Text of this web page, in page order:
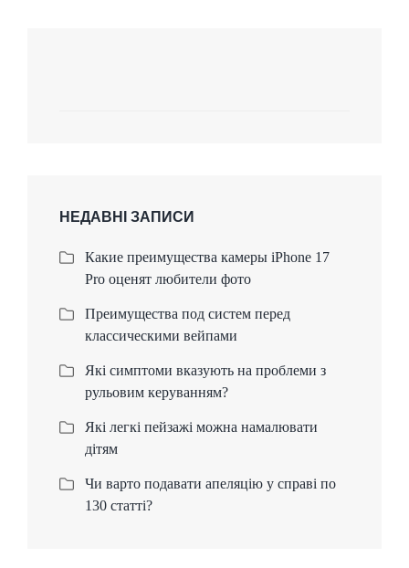
НЕДАВНІ ЗАПИСИ
Какие преимущества камеры iPhone 17
Pro оценят любители фото
Преимущества под систем перед
классическими вейпами
Які симптоми вказують на проблеми з
рульовим керуванням?
Які легкі пейзажі можна намалювати
дітям
Чи варто подавати апеляцію у справі по
130 статті?